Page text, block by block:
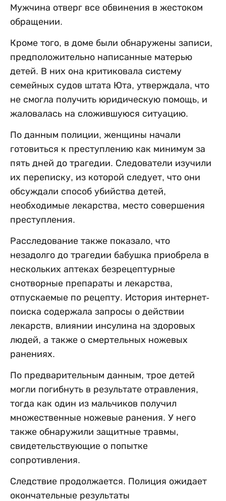
Мужчина отверг все обвинения в жестоком
обращении.
Кроме того, в доме были обнаружены записи,
предположительно написанные матерью
детей. В них она критиковала систему
семейных судов штата Юта, утверждала, что
не смогла получить юридическую помощь, и
жаловалась на сложившуюся ситуацию.
По данным полиции, женщины начали
готовиться к преступлению как минимум за
пять дней до трагедии. Следователи изучили
их переписку, из которой следует, что они
обсуждали способ убийства детей,
необходимые лекарства, место совершения
преступления.
Расследование также показало, что
незадолго до трагедии бабушка приобрела в
нескольких аптеках безрецептурные
снотворные препараты и лекарства,
отпускаемые по рецепту. История интернет-
поиска содержала запросы о действии
лекарств, влиянии инсулина на здоровых
людей, а также о смертельных ножевых
ранениях.
По предварительным данным, трое детей
могли погибнуть в результате отравления,
тогда как один из мальчиков получил
множественные ножевые ранения. У него
также обнаружили защитные травмы,
свидетельствующие о попытке
сопротивления.
Следствие продолжается. Полиция ожидает
окончательные результаты